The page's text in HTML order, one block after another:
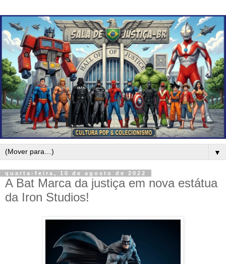
▼
quarta-feira, 10 de agosto de 2022
A Bat Marca da justiça em nova estátua
da Iron Studios!